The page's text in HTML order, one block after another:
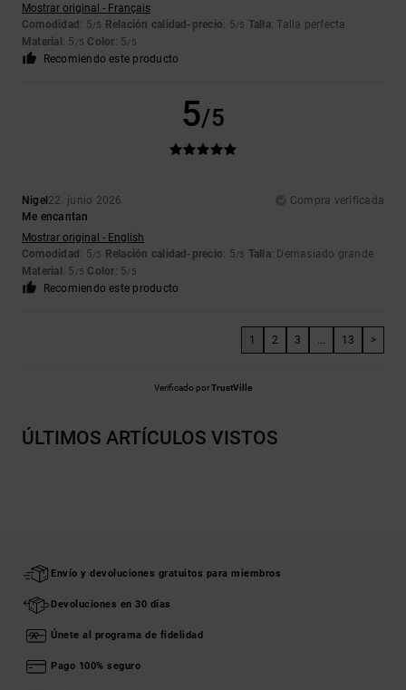
Mostrar original - Français
Comodidad : 5/5 Relación calidad-precio: 5/5 Talla: Talla perfecta
Material : 5 /5 Color: 5/5
Recomiendo este producto
5/5
Nigel 22. junio 2026
Compra verificada
Me encantan
Mostrar original - English
Comodidad : 5/5 Relación calidad-precio: 5/5 Talla: Demasiado grande
Material : 5 /5 Color: 5/5
Recomiendo este producto
1 2 3 ... 13 >
Verificado porTrustVille
ÚLTIMOS ARTÍCULOS VISTOS
Envío y devoluciones gratuitos para miembros
Devoluciones en 30 días
Únete al programa de fidelidad
Pago 100% seguro